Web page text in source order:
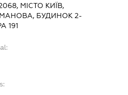
МІСТО КИЇВ,
БУДИНОК 2-
191